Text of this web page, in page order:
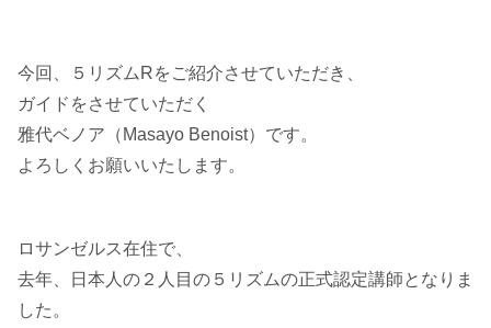
今回、５リズムRをご紹介させていただき、
ガイドをさせていただく
雅代ベノア（Masayo Benoist）です。
よろしくお願いいたします。
ロサンゼルス在住で、
去年、日本人の２人目の５リズムの正式認定講師となりま
した。